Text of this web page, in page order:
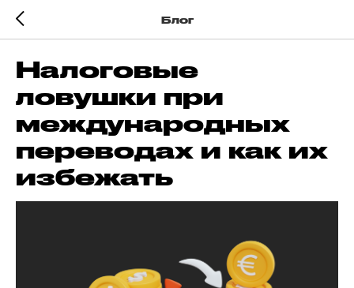
Блог
Налоговые
ловушки при
международных
переводах и как их
избежать